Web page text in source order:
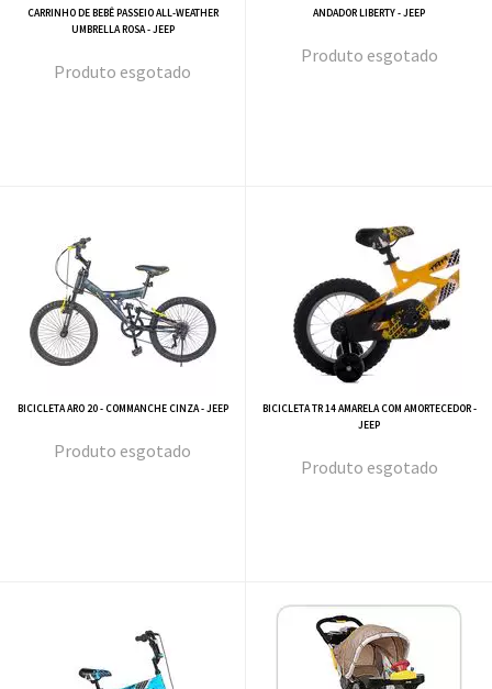
CARRINHO DE BEBÊ PASSEIO ALL-WEATHER
UMBRELLA ROSA - JEEP
esgotado
ANDADOR LIBERTY - JEEP
esgotado
BICICLETA ARO 20 - COMMANCHE CINZA - JEEP
esgotado
BICICLETA TR 14 AMARELA COM AMORTECEDOR -
JEEP
esgotado